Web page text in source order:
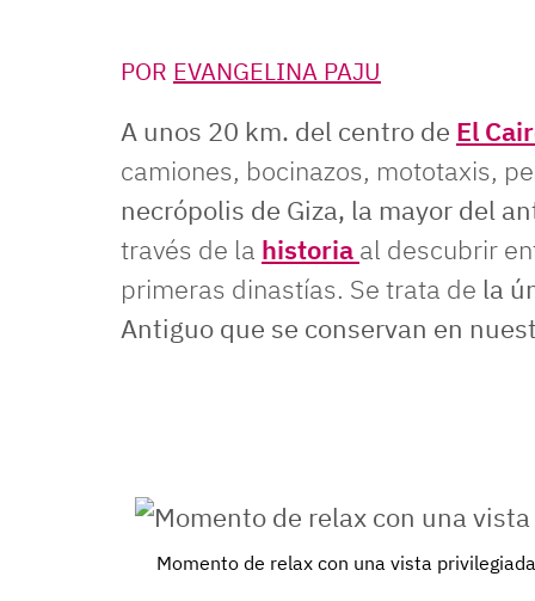
POR EVANGELINA PAJU
A unos 20 km. del centro de El
camiones, bocinazos, mototaxis,
necrópolis de Giza, la mayor del
través de la historia al descubrir
primeras dinastías. Se trata de la
Antiguo que se conservan en
Momento de relax con una vista